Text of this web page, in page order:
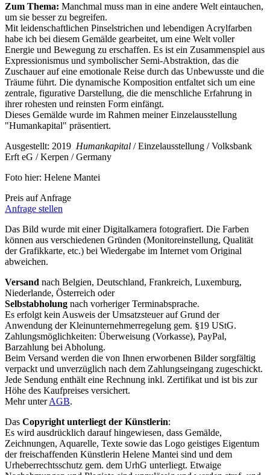
Zum Thema: Manchmal muss man in eine andere Welt eintauchen,
um sie besser zu begreifen.
Mit leidenschaftlichen Pinselstrichen und lebendigen Acrylfarben
habe ich bei diesem Gemälde gearbeitet, um eine Welt voller
Energie und Bewegung zu erschaffen. Es ist ein Zusammenspiel aus
Expressionismus und symbolischer Semi-Abstraktion, das die
Zuschauer auf eine emotionale Reise durch das Unbewusste und die
Träume führt. Die dynamische Komposition entfaltet sich um eine
zentrale, figurative Darstellung, die die menschliche Erfahrung in
ihrer rohesten und reinsten Form einfängt.
Dieses Gemälde wurde im Rahmen meiner Einzelausstellung
"Humankapital" präsentiert.
Ausgestellt: 2019 Humankapital / Einzelausstellung / Volksbank
Erft eG / Kerpen / Germany
Foto hier: Helene Mantei
Preis auf Anfrage
Anfrage stellen
Das Bild wurde mit einer Digitalkamera fotografiert. Die Farben
können aus verschiedenen Gründen (Monitoreinstellung, Qualität
der Grafikkarte, etc.) bei Wiedergabe im Internet vom Original
abweichen.
Versand nach Belgien, Deutschland, Frankreich, Luxemburg,
Niederlande, Österreich oder
Selbstabholung nach vorheriger Terminabsprache.
Es erfolgt kein Ausweis der Umsatzsteuer auf Grund der
Anwendung der Kleinunternehmerregelung gem. §19 UStG.
Zahlungsmöglichkeiten: Überweisung (Vorkasse), PayPal,
Barzahlung bei Abholung.
Beim Versand werden die von Ihnen erworbenen Bilder sorgfältig
verpackt und unverzüglich nach dem Zahlungseingang zugeschickt.
Jede Sendung enthält eine Rechnung inkl. Zertifikat und ist bis zur
Höhe des Kaufpreises versichert.
Mehr unterAGB.
Das Copyright unterliegt der Künstlerin:
Es wird ausdrücklich darauf hingewiesen, dass Gemälde,
Zeichnungen, Aquarelle, Texte sowie das Logo geistiges Eigentum
der freischaffenden Künstlerin Helene Mantei sind und dem
Urheberrechtsschutz gem. dem UrhG unterliegt. Etwaige